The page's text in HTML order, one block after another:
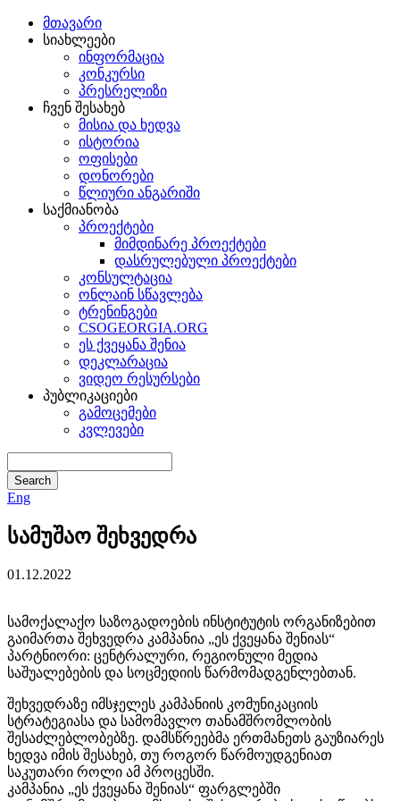
მთავარი
სიახლეები
ინფორმაცია
კონკურსი
პრესრელიზი
ჩვენ შესახებ
მისია და ხედვა
ისტორია
ოფისები
დონორები
წლიური ანგარიში
საქმიანობა
პროექტები
მიმდინარე პროექტები
დასრულებული პროექტები
კონსულტაცია
ონლაინ სწავლება
ტრენინგები
CSOGEORGIA.ORG
ეს ქვეყანა შენია
დეკლარაცია
ვიდეო რესურსები
პუბლიკაციები
გამოცემები
კვლევები
Eng
სამუშაო შეხვედრა
01.12.2022
სამოქალაქო საზოგადოების ინსტიტუტის ორგანიზებით
გაიმართა შეხვედრა კამპანია „ეს ქვეყანა შენიას“
პარტნიორი: ცენტრალური, რეგიონული მედია
საშუალებების და სოცმედიის წარმომადგენლებთან.
შეხვედრაზე იმსჯელეს კამპანიის კომუნიკაციის
სტრატეგიასა და სამომავლო თანამშრომლობის
შესაძლებლობებზე. დამსწრეებმა ერთმანეთს გაუზიარეს
ხედვა იმის შესახებ, თუ როგორ წარმოუდგენიათ
საკუთარი როლი ამ პროცესში.
კამპანია „ეს ქვეყანა შენიას“ ფარგლებში